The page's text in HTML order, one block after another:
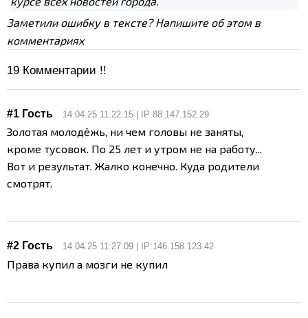
Заметили ошибку в тексте? Напишите об этом в
комментариях
19 Комментарии !!
#1 Гость 14.04.25 11:22:15 | IP:88.147.152.29
Золотая молодëжь, ни чем головы не заняты,
кроме тусовок. По 25 лет и утром не на работу...
Вот и результат. Жалко конечно. Куда родители
смотрят.
#2 Гость 14.04.25 11:27:09 | IP:146.158.123.42
Права купил а мозги не купил